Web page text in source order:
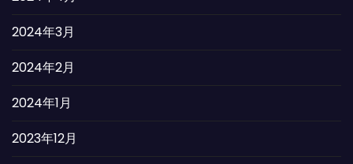
2024年3月
2024年2月
2024年1月
2023年12月